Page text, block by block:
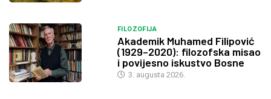
FILOZOFIJA
Akademik Muhamed Filipović
(1929–2020): filozofska misao
i povijesno iskustvo Bosne
3. augusta 2026.